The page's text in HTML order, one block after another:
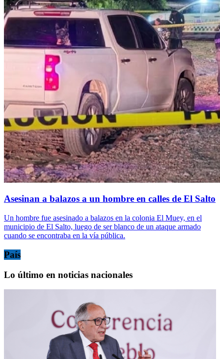
Asesinan a balazos a un hombre en calles de El Salto
Un hombre fue asesinado a balazos en la colonia El Muey, en el
municipio de El Salto, luego de ser blanco de un ataque armado
cuando se encontraba en la vía pública.
País
Lo último en noticias nacionales